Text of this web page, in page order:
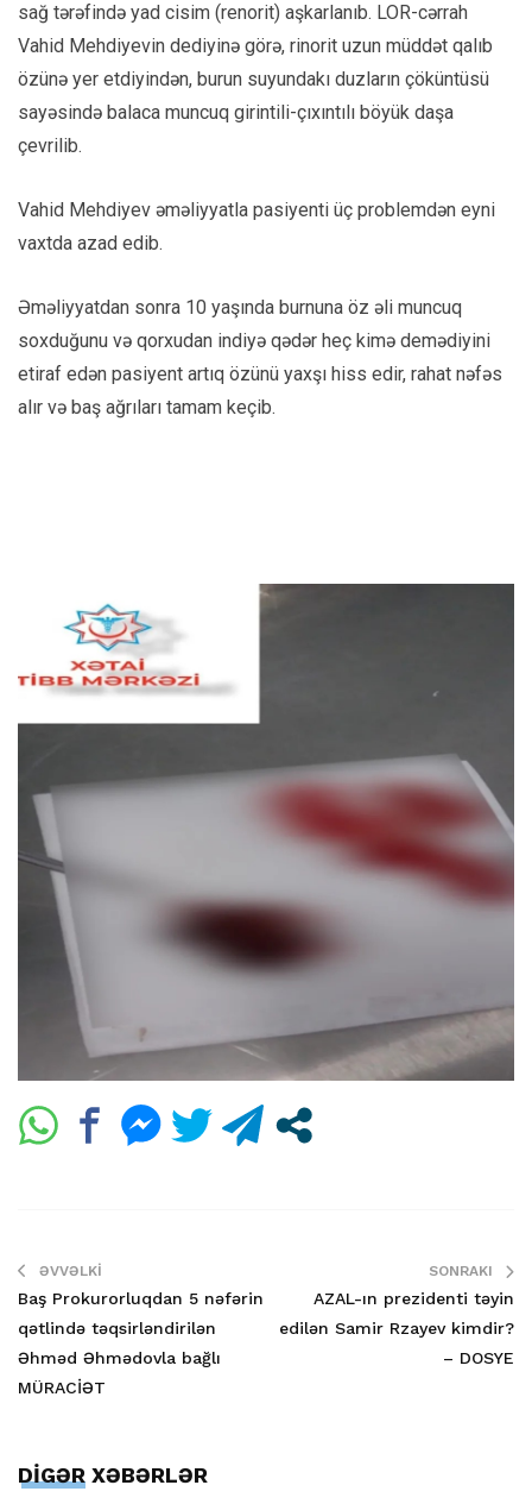
sağ tərəfində yad cisim (renorit) aşkarlanıb. LOR-cərrah
Vahid Mehdiyevin dediyinə görə, rinorit uzun müddət qalıb
özünə yer etdiyindən, burun suyundakı duzların çöküntüsü
sayəsində balaca muncuq girintili-çıxıntılı böyük daşa
çevrilib.
Vahid Mehdiyev əməliyyatla pasiyenti üç problemdən eyni
vaxtda azad edib.
Əməliyyatdan sonra 10 yaşında burnuna öz əli muncuq
soxduğunu və qorxudan indiyə qədər heç kimə demədiyini
etiraf edən pasiyent artıq özünü yaxşı hiss edir, rahat nəfəs
alır və baş ağrıları tamam keçib.
ƏVVƏLKI
Baş Prokurorluqdan 5 nəfərin
qətlində təqsirləndirilən
Əhməd Əhmədovla bağlı
MÜRACİƏT
SONRAKI
AZAL-ın prezidenti təyin
edilən Samir Rzayev kimdir?
– DOSYE
DİGƏR XƏBƏRLƏR